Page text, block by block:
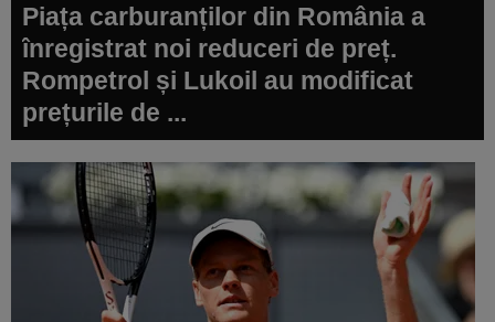
Piața carburanților din România a
înregistrat noi reduceri de preț.
Rompetrol și Lukoil au modificat
prețurile de ...